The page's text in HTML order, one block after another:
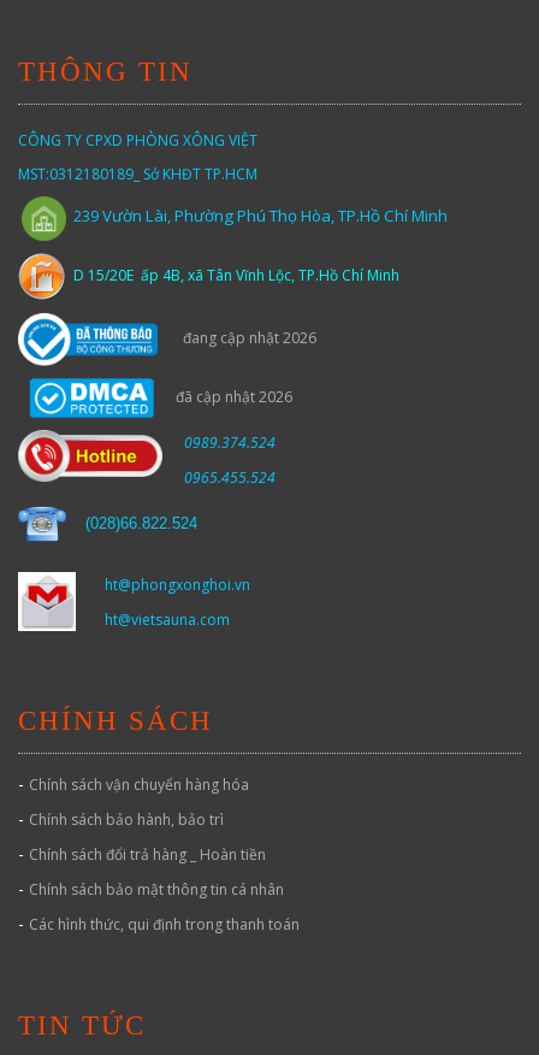
THÔNG TIN
CÔNG TY CPXD PHÒNG XÔNG VIỆT
MST:0312180189_ Sở KHĐT TP.HCM
239Vườn Lài,Phường Phú Thọ Hòa, TP.Hồ Chí Minh
D 15/20E ấp 4B, xã Tân Vĩnh Lộc, TP.Hồ Chí Minh
đang cập nhật 2026
đã cập nhật 2026
0989.374.524
0965.455.524
(028)66.822.524
ht@phongxonghoi.vn
ht@vietsauna.com
CHÍNH SÁCH
- Chính sách vận chuyển hàng hóa
- Chính sách bảo hành, bảo trì
- Chính sách đổi trả hàng _ Hoàn tiền
- Chính sách bảo mật thông tin cá nhân
- Các hình thức, qui định trong thanh toán
TIN TỨC